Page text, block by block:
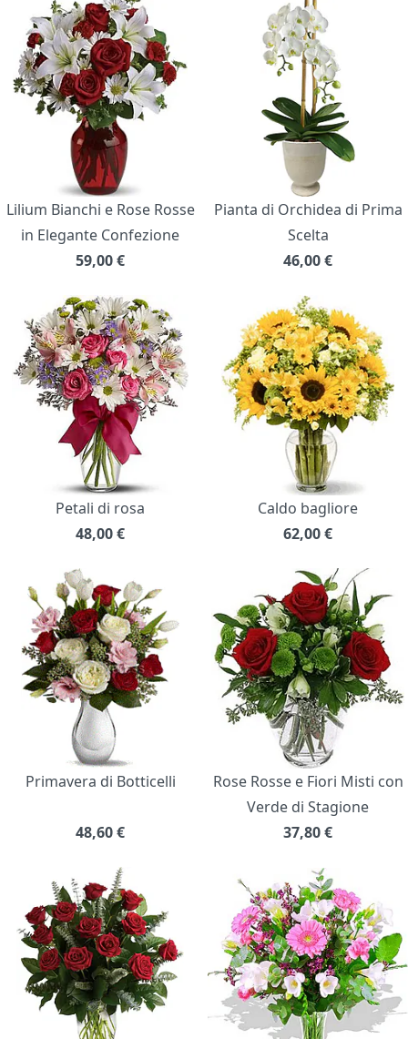
Lilium Bianchi e Rose Rosse
in Elegante Confezione
59,00€
Pianta di Orchidea di Prima
Scelta
46,00€
Petali di rosa
48,00€
Caldo bagliore
62,00€
Primavera di Botticelli
48,60€
Rose Rosse e Fiori Misti con
Verde di Stagione
37,80€